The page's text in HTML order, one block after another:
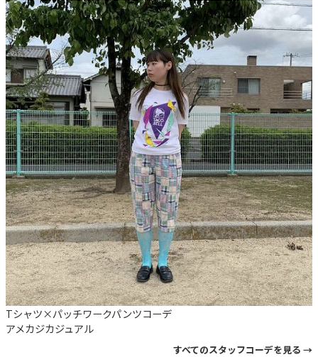
Tシャツ×パッチワークパンツコーデ
アメカジカジュアル
すべてのスタッフコーデを見る →